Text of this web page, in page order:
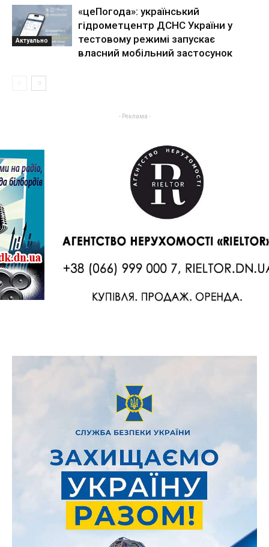
Актуально
«цеПогода»: український
гідрометцентр ДСНС України у
тестовому режимі запускає
власний мобільний застосунок
- Реклама -